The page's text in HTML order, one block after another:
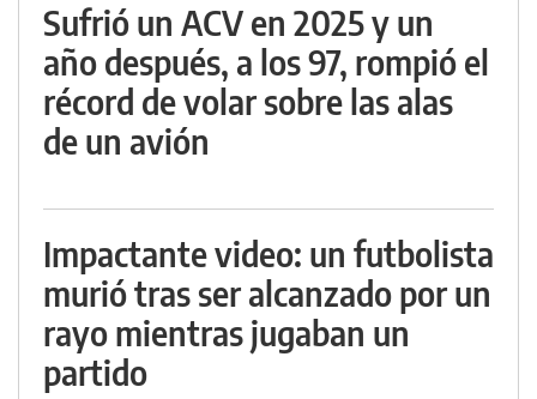
Sufrió un ACV en 2025 y un
año después, a los 97, rompió el
récord de volar sobre las alas
de un avión
Impactante video: un futbolista
murió tras ser alcanzado por un
rayo mientras jugaban un
partido